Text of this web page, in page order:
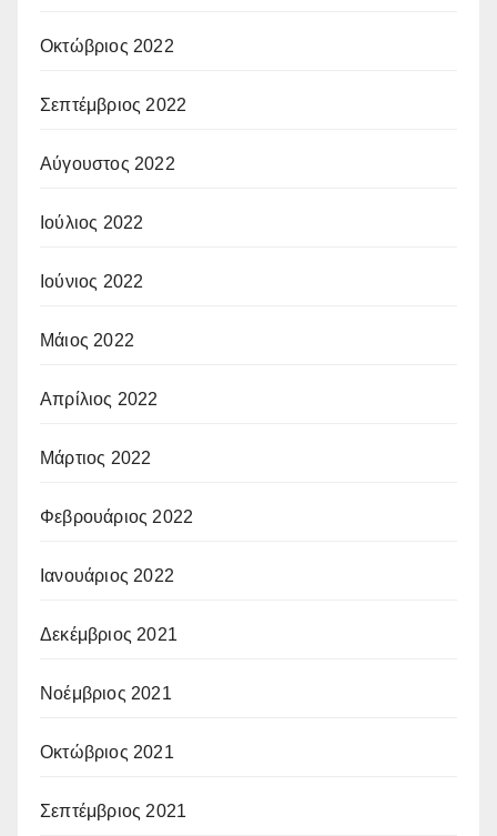
Οκτώβριος 2022
Σεπτέμβριος 2022
Αύγουστος 2022
Ιούλιος 2022
Ιούνιος 2022
Μάιος 2022
Απρίλιος 2022
Μάρτιος 2022
Φεβρουάριος 2022
Ιανουάριος 2022
Δεκέμβριος 2021
Νοέμβριος 2021
Οκτώβριος 2021
Σεπτέμβριος 2021